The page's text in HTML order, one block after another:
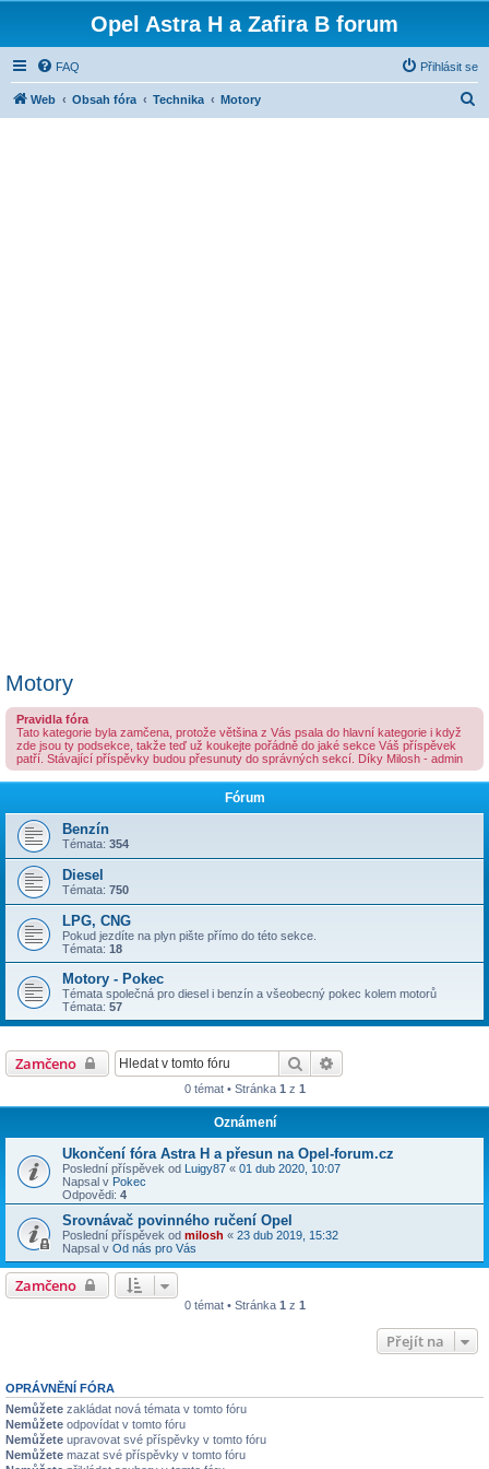
Opel Astra H a Zafira B forum
FAQ Přihlásit se
Web Obsah fóra Technika Motory
Motory
Pravidla fóra
Tato kategorie byla zamčena, protože většina z Vás psala do hlavní kategorie i když
zde jsou ty podsekce, takže teď už koukejte pořádně do jaké sekce Váš příspěvek
patří. Stávající příspěvky budou přesunuty do správných sekcí. Díky Milosh - admin
Fórum
Benzín
Témata: 354
Diesel
Témata: 750
LPG, CNG
Pokud jezdíte na plyn pište přímo do této sekce.
Témata: 18
Motory - Pokec
Témata společná pro diesel i benzín a všeobecný pokec kolem motorů
Témata: 57
Zamčeno Hledat
0 témat • Stránka 1 z 1
Oznámení
Ukončení fóra Astra H a přesun na Opel-forum.cz
Poslední příspěvek od Luigy87 « 01 dub 2020, 10:07
Napsal v Pokec
Odpovědi: 4
Srovnávač povinného ručení Opel
Poslední příspěvek od milosh « 23 dub 2019, 15:32
Napsal v Od nás pro Vás
Zamčeno
0 témat • Stránka 1 z 1
Přejít na
OPRÁVNĚNÍ FÓRA
Nemůžete zakládat nová témata v tomto fóru
Nemůžete odpovídat v tomto fóru
Nemůžete upravovat své příspěvky v tomto fóru
Nemůžete mazat své příspěvky v tomto fóru